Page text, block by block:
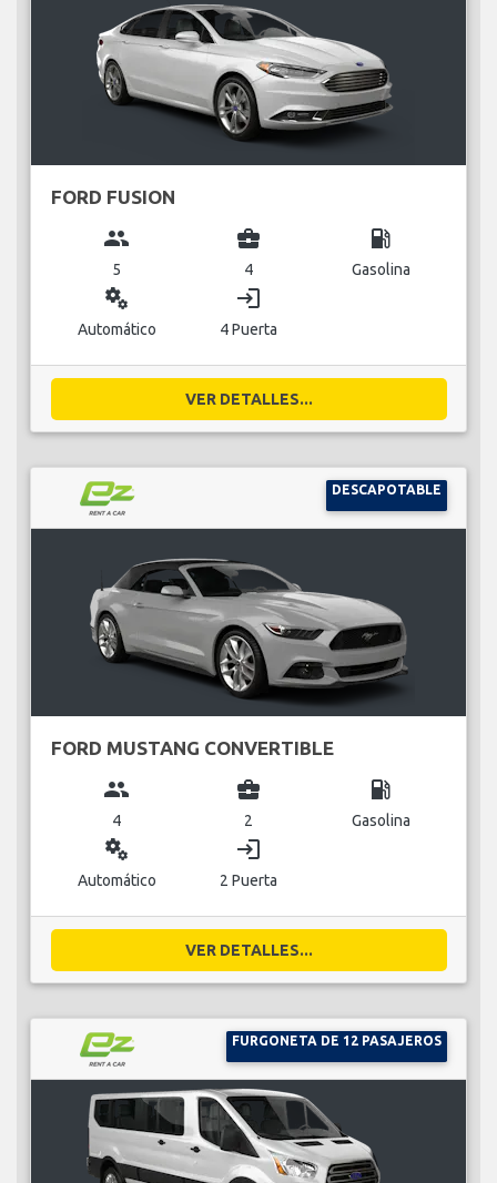
FORD FUSION
group
5
business_center
4
local_gas_station
Gasolina
miscellaneous_services
Automático
login
4 Puerta
VER DETALLES...
DESCAPOTABLE
FORD MUSTANG CONVERTIBLE
group
4
business_center
2
local_gas_station
Gasolina
miscellaneous_services
Automático
login
2 Puerta
VER DETALLES...
FURGONETA DE 12 PASAJEROS